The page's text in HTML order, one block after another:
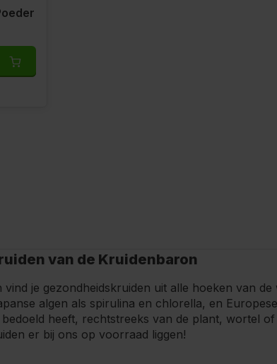
van de Kruidenbaron
vind je gezondheidskruiden uit alle hoeken van
algen als spirulina en chlorella, en
heeft, rechtstreeks van de plant, wortel
er bij ons op voorraad liggen!